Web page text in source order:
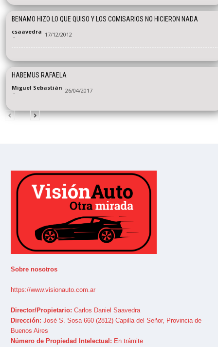
BENAMO HIZO LO QUE QUISO Y LOS COMISARIOS NO HICIERON NADA
csaavedra
- 17/12/2012
HABEMUS RAFAELA
Miguel Sebastián
- 26/04/2017
Sobre nosotros
https://www.visionauto.com.ar
Director/Propietario: Carlos Daniel Saavedra
Dirección: José S. Sosa 660 (2812) Capilla del Señor, Provincia de
Buenos Aires
Número de Propiedad Intelectual: En trámite